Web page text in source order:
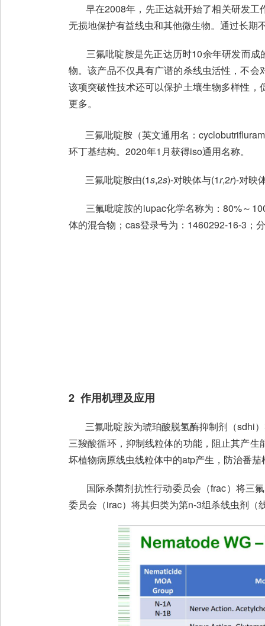
早在2008年，先正达就开始了相关研发工
无损地保护有益线虫和其他微生物。通过长
三氟吡啶胺是先正达历时10余年研发而成
物。该产品不仅具有广谱的杀线虫活性，不
该项突破性技术还可以保护土壤生物多样性
更多。
三氟吡啶胺（英文通用名：
环丁基结构。2020年1月获得iso通用名称。
三氟吡啶胺由(1s,2s)-对映体与(1r,2r)-对映
三氟吡啶胺的iupac化学名称为：80%～
体的混合物；cas登录号为：1460292-16-3；
2 作用机理及应用
三氟吡啶胺为琥珀酸脱氢酶抑制剂（sdhi）
三羧酸循环，抑制线粒体的功能，阻止其产
坏植物病原线虫线粒体中的atp产生，防治番
国际杀菌剂抗性行动委员会（frac）将三氟
委员会（irac）将其归类为第n-3组杀线虫剂（